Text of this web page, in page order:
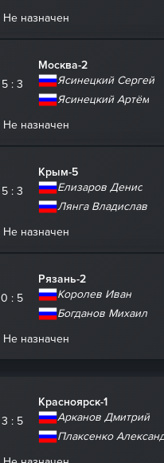
Не назначен
5 : 3
Москва-2
Ясинецкий Сергей
Ясинецкий Артём
Не назначен
5 : 3
Крым-5
Елизаров Денис
Лянга Владислав
Не назначен
0 : 5
Рязань-2
Королев Иван
Богданов Михаил
Не назначен
3 : 5
Красноярск-1
Арканов Дмитрий
Плаксенко